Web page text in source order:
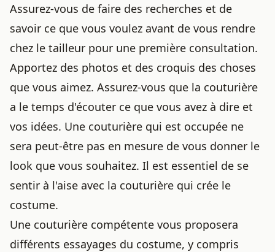
Assurez-vous de faire des recherches et de
savoir ce que vous voulez avant de vous rendre
chez le tailleur pour une première consultation.
Apportez des photos et des croquis des choses
que vous aimez. Assurez-vous que la couturière
a le temps d'écouter ce que vous avez à dire et
vos idées. Une couturière qui est occupée ne
sera peut-être pas en mesure de vous donner le
look que vous souhaitez. Il est essentiel de se
sentir à l'aise avec la couturière qui crée le
costume.
Une couturière compétente vous proposera
différents essayages du costume, y compris